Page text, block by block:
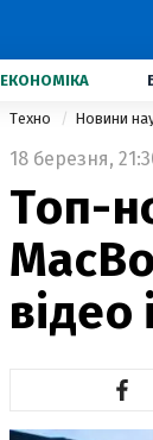
ЕКОНОМІКА
Техно Новини
18 березня,
Топ-
відео